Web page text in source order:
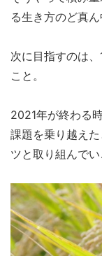
る生き方のど真
次に目指すのは
こと。
2021年が終わる
課題を乗り越え
ツと取り組んでい